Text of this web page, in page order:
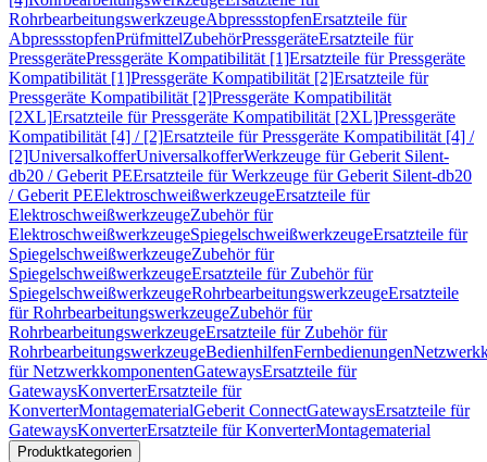
RohrbearbeitungswerkzeugeAbpressstopfenErsatzteile für
AbpressstopfenPrüfmittelZubehörPressgeräteErsatzteile für
PressgerätePressgeräte Kompatibilität [1]Ersatzteile für Pressgeräte
Kompatibilität [1]Pressgeräte Kompatibilität [2]Ersatzteile für
Pressgeräte Kompatibilität [2]Pressgeräte Kompatibilität
[2XL]Ersatzteile für Pressgeräte Kompatibilität [2XL]Pressgeräte
Kompatibilität [4] / [2]Ersatzteile für Pressgeräte Kompatibilität [4] /
[2]UniversalkofferUniversalkofferWerkzeuge für Geberit Silent-
db20 / Geberit PEErsatzteile für Werkzeuge für Geberit Silent-db20
/ Geberit PEElektroschweißwerkzeugeErsatzteile für
ElektroschweißwerkzeugeZubehör für
ElektroschweißwerkzeugeSpiegelschweißwerkzeugeErsatzteile für
SpiegelschweißwerkzeugeZubehör für
SpiegelschweißwerkzeugeErsatzteile für Zubehör für
SpiegelschweißwerkzeugeRohrbearbeitungswerkzeugeErsatzteile
für RohrbearbeitungswerkzeugeZubehör für
RohrbearbeitungswerkzeugeErsatzteile für Zubehör für
RohrbearbeitungswerkzeugeBedienhilfenFernbedienungen
für NetzwerkkomponentenGatewaysErsatzteile für
GatewaysKonverterErsatzteile für
KonverterMontagematerialGeberit ConnectGatewaysErsatzteile für
GatewaysKonverterErsatzteile für KonverterMontagematerial
Produktkategorien